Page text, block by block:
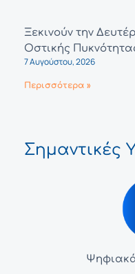
Ξεκινούν την
Οστικής
7 Αυγούστου, 2026
Περισσότερα »
Σημαντικές